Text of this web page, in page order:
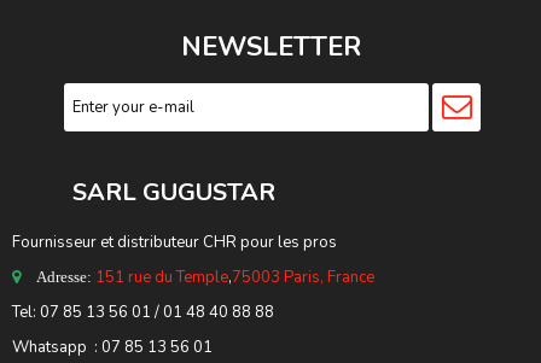
NEWSLETTER
SARL GUGUSTAR
Fournisseur et distributeur CHR pour les pros
Adresse: 151 rue du Temple,75003 Paris, France
Tel: 07 85 13 56 01 / 01 48 40 88 88
Whatsapp : 07 85 13 56 01